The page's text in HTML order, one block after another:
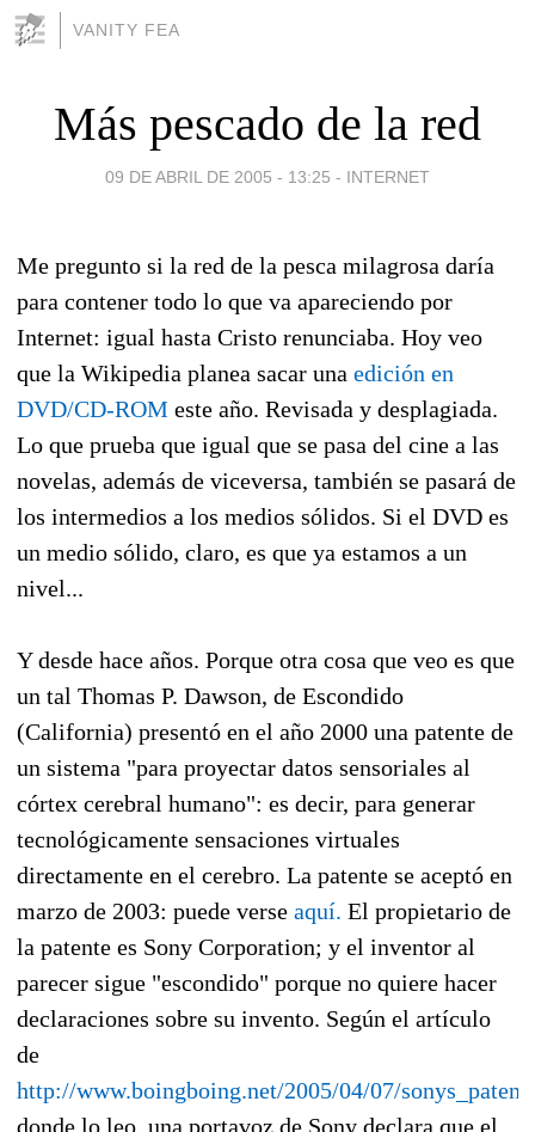
VANITY FEA
Más pescado de la red
09 DE ABRIL DE 2005 - 13:25 - INTERNET
Me pregunto si la red de la pesca milagrosa daría
para contener todo lo que va apareciendo por
Internet: igual hasta Cristo renunciaba. Hoy veo
que la Wikipedia planea sacar una edición en
DVD/CD-ROM este año. Revisada y desplagiada.
Lo que prueba que igual que se pasa del cine a las
novelas, además de viceversa, también se pasará de
los intermedios a los medios sólidos. Si el DVD es
un medio sólido, claro, es que ya estamos a un
nivel...
Y desde hace años. Porque otra cosa que veo es que
un tal Thomas P. Dawson, de Escondido
(California) presentó en el año 2000 una patente de
un sistema "para proyectar datos sensoriales al
córtex cerebral humano": es decir, para generar
tecnológicamente sensaciones virtuales
directamente en el cerebro. La patente se aceptó en
marzo de 2003: puede verse aquí. El propietario de
la patente es Sony Corporation; y el inventor al
parecer sigue "escondido" porque no quiere hacer
declaraciones sobre su invento. Según el artículo
de
http://www.boingboing.net/2005/04/07/
donde lo leo, una portavoz de Sony declara que el